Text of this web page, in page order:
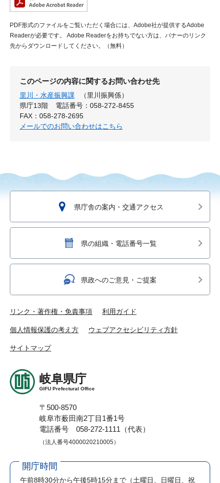
PDF形式のファイルをご覧いただく場合には、Adobe社が提供するAdobe
Readerが必要です。
Adobe Readerをお持ちでない方は、バナーのリンク
先からダウンロードしてください。（無料）
このページの内容に関するお問い合わせ先
里川・水産振興課
（里川振興係）
県庁13階
電話番号：058-272-8455
FAX：058-278-2695
メールでのお問い合わせはこちら
県庁舎の案内・交通アクセス
県の組織・電話番号一覧
県政へのご意見・ご提案
リンク・著作権・免責事項 利用ガイド
個人情報保護の考え方 ウェブアクセシビリティ方針
サイトマップ
岐阜県庁
GIFU Prefectural Office
〒500-8570
岐阜市薮田南2丁目1番1号
電話番号 058-272-1111（代表）
（法人番号4000020210005）
開庁時間
午前8時30分から午後5時15分まで （土曜日、日曜日、祝